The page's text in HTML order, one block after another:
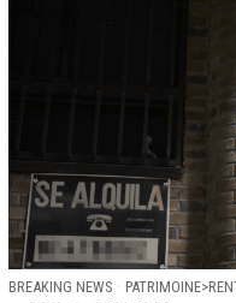
BREAKING NEWS ·